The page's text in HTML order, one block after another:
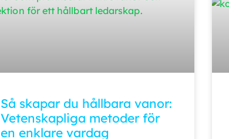
Så skapar du hållbara vanor:
Vetenskapliga metoder för
en enklare vardag